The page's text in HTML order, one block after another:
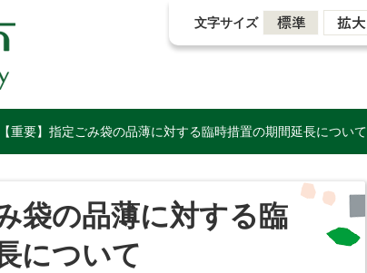
文字サイズ
【重要】指定ごみ袋の品薄に対する臨時措置の期間延長について
袋の品薄に対する臨
について